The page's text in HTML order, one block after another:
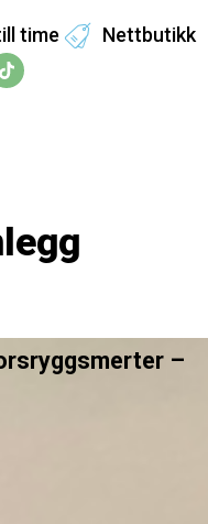
time Nettbutikk
–